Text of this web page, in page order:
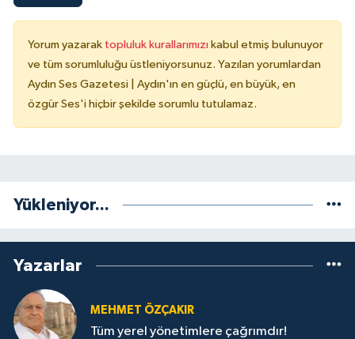
Yorum yazarak topluluk kurallarımızı kabul etmiş bulunuyor
ve tüm sorumluluğu üstleniyorsunuz. Yazılan yorumlardan
Aydın Ses Gazetesi | Aydın'ın en güçlü, en büyük, en
özgür Ses'i hiçbir şekilde sorumlu tutulamaz.
Yükleniyor...
Yazarlar
MEHMET ÖZÇAKIR
Tüm yerel yönetimlere çağrımdır!